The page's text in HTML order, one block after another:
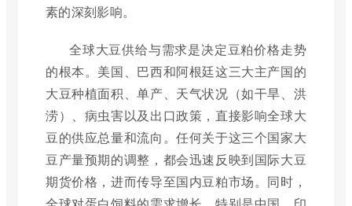
素的深刻影响。
全球大豆供给与需求是决定豆粕价格走势
的根本。美国、巴西和阿根廷这三大主产国的
大豆种植面积、单产、天气状况（如干旱、洪
涝）、病虫害以及出口政策，直接影响全球大
豆的供应总量和流向。任何关于这三个国家大
豆产量预期的调整，都会迅速反映到国际大豆
期货价格，进而传导至国内豆粕市场。同时，